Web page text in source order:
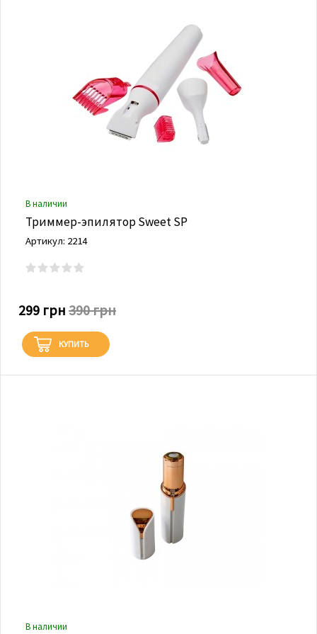
В наличии
Триммер-эпилятор Sweet SP
Артикул: 2214
299 грн 390 грн
КУПИТЬ
В наличии